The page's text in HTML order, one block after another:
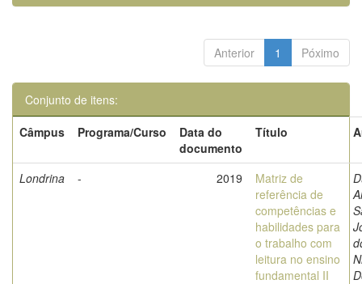
Anterior 1 Póximo
Conjunto de itens:
Câmpus
Programa/Curso
Data do
documento
Título
Londrina - 2019
Matriz de
referência de
competências e
habilidades para
o trabalho com
leitura no ensino
fundamental II